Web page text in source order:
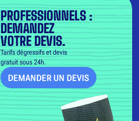
PROFESSIONNELS :
DEMANDEZ
VOTRE DEVIS.
Tarifs dégressifs et devis
gratuit sous 24h.
DEMANDER UN DEVIS